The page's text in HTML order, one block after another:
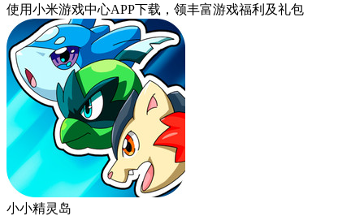
使用小米游戏中心APP下载 ，领丰富游戏福利 及礼包
小小精灵岛